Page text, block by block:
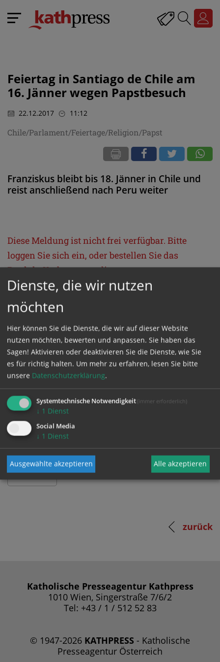
Feiertag in Santiago de Chile am
16. Jänner wegen Papstbesuch
22.12.2017 11:12
Chile/Parlament/Feiertage/Religion/Papst
Franziskus bleibt bis 18. Jänner in Chile und
reist anschließend nach Peru weiter
Diese Meldung ist nicht frei verfügbar. Bitte
loggen Sie sich ein, oder bestellen Sie das
ProduktKathpress_online.
GESCHÜTZTER BEREICH
Bitte melden Sie sich mit Ihrem Benutzernamen
und Passwort an.
Benutzername
Passwort
zurück
Katholische Presseagentur Kathpress
1010 Wien, Singerstraße 7/6/2
Tel: +43 / 1 / 512 52 83
© 1947-2026 KATHPRESS - Katholische
Presseagentur Österreich
Dienste, die wir nutzen
möchten
Hier können Sie die Dienste, die wir auf dieser Website
nutzen möchten, bewerten und anpassen. Sie haben das
Sagen! Aktivieren oder deaktivieren Sie die Dienste, wie Sie
es für richtig halten. Um mehr zu erfahren, lesen Sie bitte
unsere Datenschutzerklärung.
Systemtechnische Notwendigkeit (immer erforderlich)
↓ 1 Dienst
Social Media
↓ 1 Dienst
Ausgewählte akzeptieren Alle akzeptieren